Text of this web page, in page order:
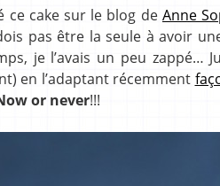
ce cake sur le blog de Anne
pas être la seule à avoir
je l’avais un peu zappé…
en l’adaptant récemment
or never!!!